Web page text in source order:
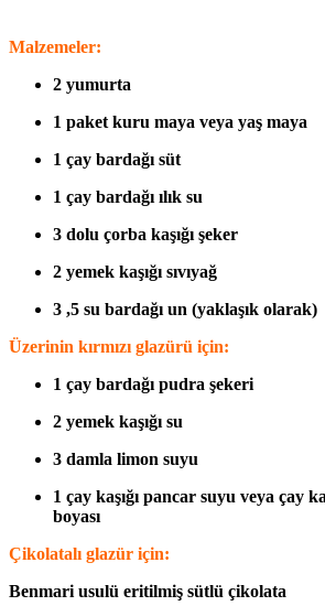
Malzemeler:
2 yumurta
1 paket kuru maya veya yaş maya
1 çay bardağı süt
1 çay bardağı ılık su
3 dolu çorba kaşığı şeker
2 yemek kaşığı sıvıyağ
3 ,5 su bardağı un (yaklaşık olarak)
Üzerinin kırmızı glazürü için:
1 çay bardağı pudra şekeri
2 yemek kaşığı su
3 damla limon suyu
1 çay kaşığı pancar suyu veya çay
boyası
Çikolatalı glazür için:
Benmari usulü eritilmiş sütlü çikolata